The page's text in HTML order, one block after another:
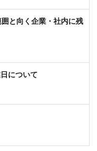
と向く企業・社内に残
について